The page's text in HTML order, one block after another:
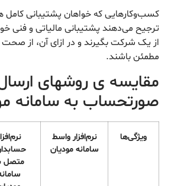
کسب‌وکارهایی که خواهان پشتیبانی
ترجیح می‌دهند پشتیبانی مالیاتی و فنی
از یک شرکت بگیرند و در ازای آن، از
مطمئن باشند.
مقایسه ی روشهای
صورتحساب به سامانه
ویژگی‌ها
نرم‌افزار واسط
سامانه مودیان
متصل